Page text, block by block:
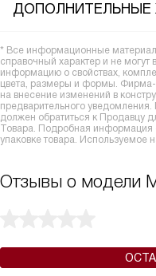
ДОПОЛНИТЕЛЬНЫЕ
* Все информационные
справочный характер и не
информацию о свойствах,
цвета, размеры и формы. Фирма-
на внесение изменений в
предварительного
должен обратиться к Продавцу
Товара. Подробная информация
упаковке товара. Используемое
Отзывы о модели